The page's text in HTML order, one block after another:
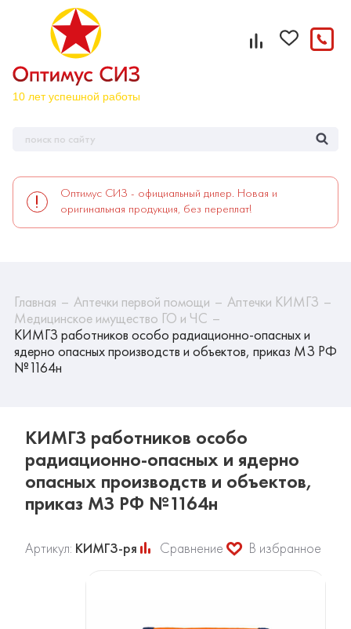
Оптимус СИЗ - официальный дилер. Новая и
оригинальная продукция, без переплат!
Главная Аптечки первой помощи
Аптечки КИМГЗ
Медицинское имущество ГО и ЧС
КИМГЗ работников особо радиационно-опасных и
ядерно опасных производств и объектов, приказ МЗ РФ
№1164н
КИМГЗ работников особо
радиационно-опасных и ядерно
опасных производств и объектов,
приказ МЗ РФ №1164н
Артикул: КИМГЗ-ря Сравнение В избранное